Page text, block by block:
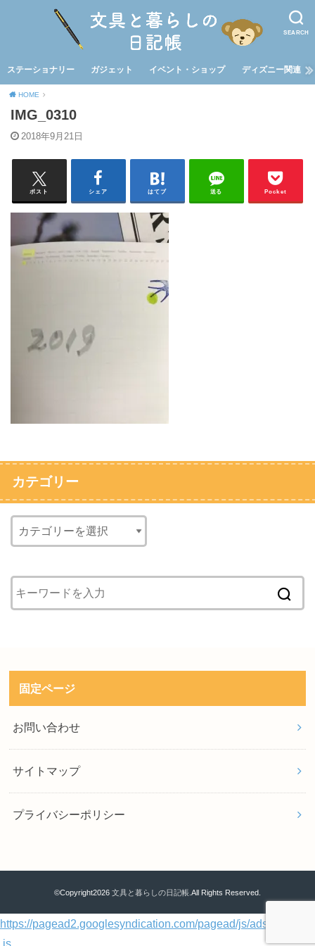
SEARCH
ステーショナリー ガジェット イベント・ショップ ディズニー関連
HOME
IMG_0310
2018年9月21日
ポスト シェア はてブ 送る Pocket
カテゴリー
固定ページ
お問い合わせ
サイトマップ
プライバシーポリシー
©Copyright2026 文具と暮らしの日記帳.All Rights Reserved.
https://pagead2.googlesyndication.com/pagead/js/adsbygoogle